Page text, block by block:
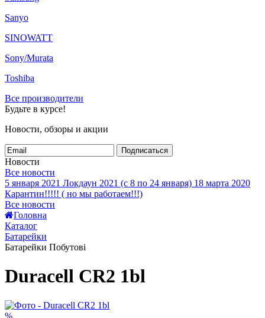
Sanyo
SINOWATT
Sony/Murata
Toshiba
Все производители
Будьте в курсе!
Новости, обзоры и акции
Подписаться
Новости
Все новости
5 января 2021 Локдаун 2021 (с 8 по 24 января) 18 марта 2020
Карантин!!!!! ( но мы работаем!!!)
Все новости
Головна
Каталог
Батарейки
Батарейки Побутові
Duracell СR2 1bl
%